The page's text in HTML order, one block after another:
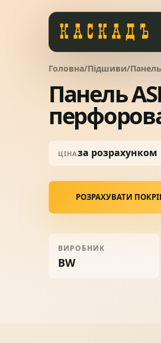
02 Фасади
Заборы
04 Системи
Вікна та
Головна/Підшиви/
Панель
ЦІНАза розрахунком
РОЗРАХУВАТИ
ВИРОБНИК
BW